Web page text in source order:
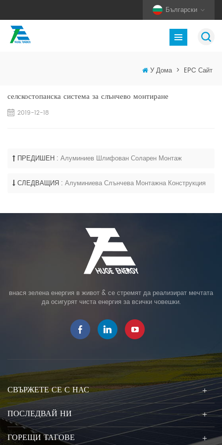
Български
У Дома > EPC Сайт
селскостопанска система за слънчево монтиране
2019-12-18
ПРЕДИШЕН : Алуминиев Шлифован Соларен Монтаж
СЛЕДВАЩИЯ : Алуминиева Слънчева Монтажна Конструкция
внася зелена енергия в живот & се стремят да реализират мечтата
да осигурят чиста енергия за всички човешки.
СВЪРЖЕТЕ СЕ С НАС
ПОСЛЕДВАЙ НИ
ГОРЕЩИ ТАГОВЕ